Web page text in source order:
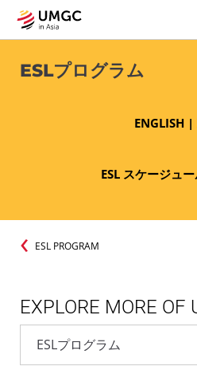
ESLプログラム
ENGLISH
ESL スケージュー
ESL PROGRAM
EXPLORE MORE OF